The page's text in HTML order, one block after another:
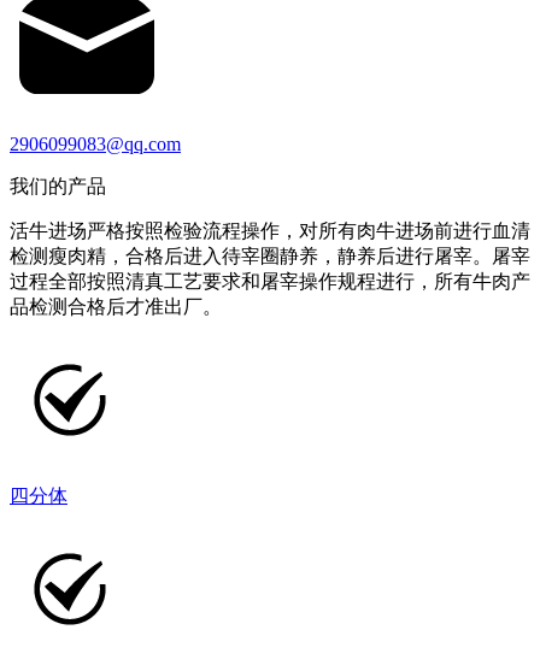
2906099083@qq.com
我们的产品
活牛进场严格按照检验流程操作，对所有肉牛进场前进行血清
检测瘦肉精，合格后进入待宰圈静养，静养后进行屠宰。屠宰
过程全部按照清真工艺要求和屠宰操作规程进行，所有牛肉产
品检测合格后才准出厂。
四分体